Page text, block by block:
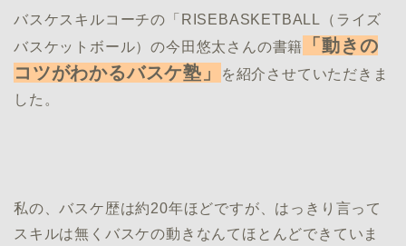
バスケスキルコーチの「RISEBASKETBALL（ライズ
バスケットボール）の今田悠太さんの書籍
「動きの
コツがわかるバスケ塾」
を紹介させていただきま
した。
私の、バスケ歴は約20年ほどですが、はっきり言って
スキルは無くバスケの動きなんてほとんどできていま